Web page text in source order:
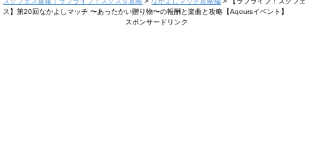
ス】第20回なかよしマッチ 〜あったかい贈り物〜の報酬と楽曲と攻略【Aqoursイベント】
スポンサードリンク